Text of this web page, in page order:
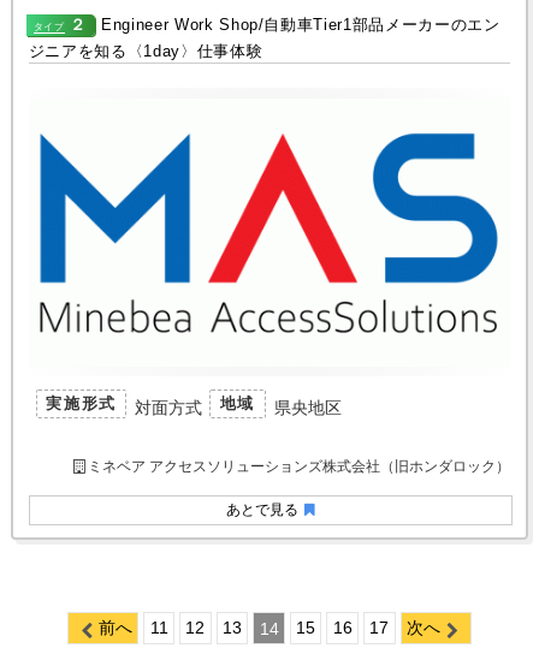
タイプ ２
Engineer Work Shop/自動車Tier1部品メーカーのエン
ジニアを知る〈1day〉仕事体験
あとで見る
実施形式 対面方式 地域 県央地区
ミネベア アクセスソリューションズ株式会社（旧ホンダロック）
前へ 11 12 13 14 15 16 17 次へ